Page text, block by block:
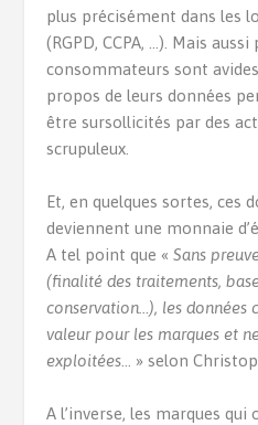
plus précisément dans les
(RGPD, CCPA, …). Mais
consommateurs sont
propos de leurs données
être sursollicités par des
scrupuleux.
Et, en quelques sortes, ces
deviennent une monnaie
A tel point que «Sans
(finalité des traitements,
conservation…), les données
valeur pour les marques et
exploitées … » selon
A l’inverse, les marques